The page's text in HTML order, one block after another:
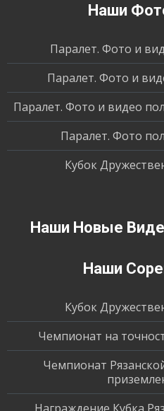
Наши
Паралет. Фото и
Паралет. Фото и
Паралет. Фото и видео
Паралет. Фото
Кубок
Наши Новые
Наши
Кубок
Чемпионат на
Чемпионат